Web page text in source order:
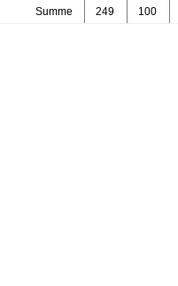
Summe 249 100